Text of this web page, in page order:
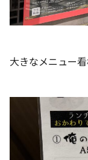
大きなメニュー